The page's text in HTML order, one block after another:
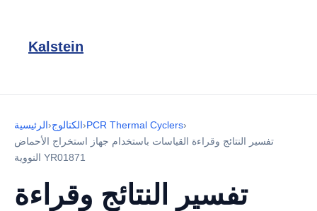
Kalstein
الرئيسية›الكتالوج›PCR Thermal Cyclers›
تفسير النتائج وقراءة القياسات باستخدام جهاز استخراج الأحماض
النووية YR01871
تفسير النتائج وقراءة